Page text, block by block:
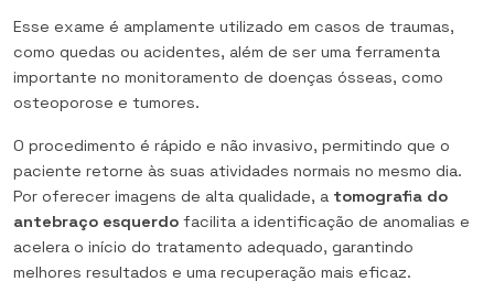
Esse exame é amplamente utilizado em casos de traumas,
como quedas ou acidentes, além de ser uma ferramenta
importante no monitoramento de doenças ósseas, como
osteoporose e tumores.
O procedimento é rápido e não invasivo, permitindo que o
paciente retorne às suas atividades normais no mesmo dia.
Por oferecer imagens de alta qualidade, a tomografia do
antebraço esquerdo facilita a identificação de anomalias e
acelera o início do tratamento adequado, garantindo
melhores resultados e uma recuperação mais eficaz.